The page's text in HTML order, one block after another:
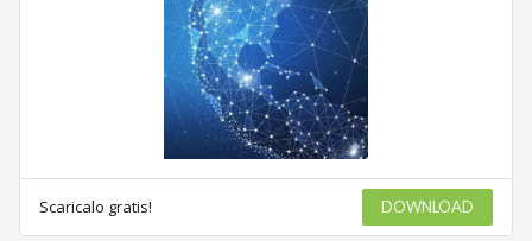
Scaricalo gratis! DOWNLOAD